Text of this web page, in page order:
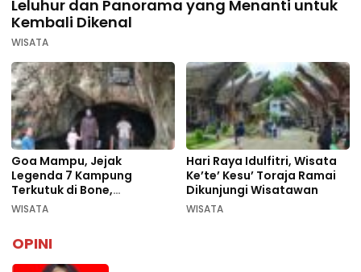
Leluhur dan Panorama yang Menanti untuk
Kembali Dikenal
WISATA
Goa Mampu, Jejak
Legenda 7 Kampung
Terkutuk di Bone,
Rekomendasi Liburan
WISATA
Hari Raya Idulfitri, Wisata
Ke’te’ Kesu’ Toraja Ramai
Dikunjungi Wisatawan
WISATA
OPINI